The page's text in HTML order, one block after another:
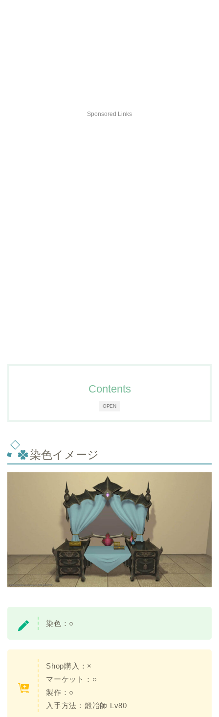
Sponsored Links
OPEN
Contents
染色イメージ
染色： ○
Shop購入：×
マーケット：○
製作：○
入手方法： 鍛冶師 Lv80